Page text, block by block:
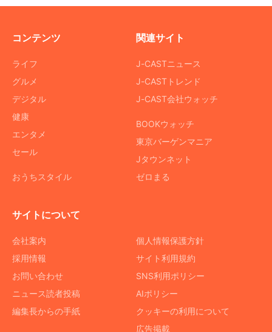
コンテンツ
ライフ
グルメ
デジタル
健康
エンタメ
セール
おうちスタイル
関連サイト
J-CASTニュース
J-CASTトレンド
J-CAST会社ウォッチ
BOOKウォッチ
東京バーゲンマニア
Jタウンネット
ゼロまる
サイトについて
会社案内
採用情報
お問い合わせ
ニュース読者投稿
編集長からの手紙
個人情報保護方針
サイト利用規約
SNS利用ポリシー
AIポリシー
クッキーの利用について
広告掲載